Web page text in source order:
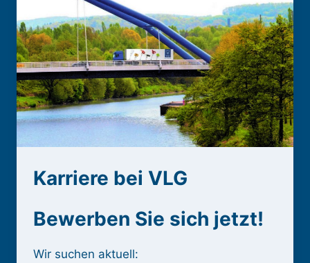
Karriere bei VLG
Bewerben Sie sich jetzt!
Wir suchen aktuell: